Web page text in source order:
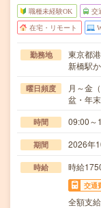
職種未経験OK 交
在宅・リモート
勤務地
東京都
新橋駅
曜日頻度
月～金
盆・年
時間 09:00～
期間 2026年
時給 時給
交通
全額支給